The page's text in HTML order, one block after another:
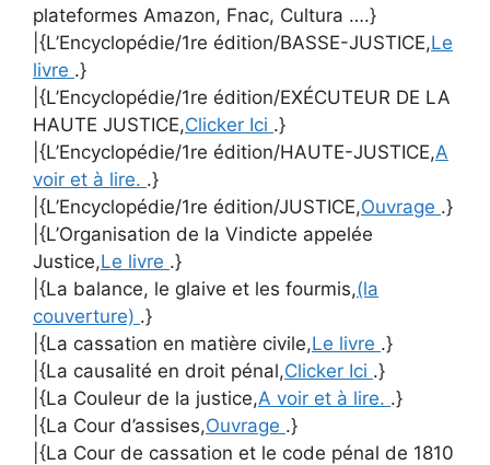
plateformes Amazon, Fnac, Cultura ….}
|{L’Encyclopédie/1re édition/BASSE-JUSTICE,Le
livre .}
|{L’Encyclopédie/1re édition/EXÉCUTEUR DE LA
HAUTE JUSTICE,Clicker Ici .}
|{L’Encyclopédie/1re édition/HAUTE-JUSTICE,A
voir et à lire. .}
|{L’Encyclopédie/1re édition/JUSTICE,Ouvrage .}
|{L’Organisation de la Vindicte appelée
Justice,Le livre .}
|{La balance, le glaive et les fourmis,(la
couverture) .}
|{La cassation en matière civile,Le livre .}
|{La causalité en droit pénal,Clicker Ici .}
|{La Couleur de la justice,A voir et à lire. .}
|{La Cour d’assises,Ouvrage .}
|{La Cour de cassation et le code pénal de 1810